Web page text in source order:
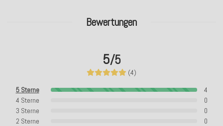
Bewertungen
5/5
(4)
5 Sterne
4
4 Sterne
0
3 Sterne
0
2 Sterne
0